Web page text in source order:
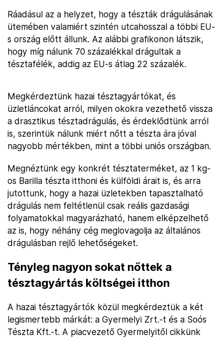
Ráadásul az a helyzet, hogy a tészták drágulásának
ütemében valamiért szintén utcahosszal a többi EU-
s ország előtt állunk. Az alábbi grafikonon látszik,
hogy míg nálunk 70 százalékkal drágultak a
tésztafélék, addig az EU-s átlag 22 százalék.
Megkérdeztünk hazai tésztagyártókat, és
üzletláncokat arról, milyen okokra vezethető vissza
a drasztikus tésztadrágulás, és érdeklődtünk arról
is, szerintük nálunk miért nőtt a tészta ára jóval
nagyobb mértékben, mint a többi uniós országban.
Megnéztünk egy konkrét tésztaterméket, az 1 kg-
os Barilla tészta itthoni és külföldi árait is, és arra
jutottunk, hogy a hazai üzletekben tapasztalható
drágulás nem feltétlenül csak reális gazdasági
folyamatokkal magyarázható, hanem elképzelhető
az is, hogy néhány cég meglovagolja az általános
drágulásban rejlő lehetőségeket.
Tényleg nagyon sokat nőttek a
tésztagyártás költségei itthon
A hazai tésztagyártók közül megkérdeztük a két
legismertebb márkát: a Gyermelyi Zrt.-t és a Soós
Tészta Kft.-t. A piacvezető Gyermelyitől cikkünk